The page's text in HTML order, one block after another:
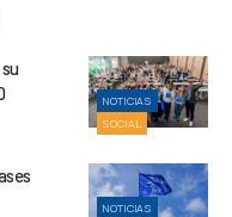
NOTICIAS
SOCIAL
NOTICIAS